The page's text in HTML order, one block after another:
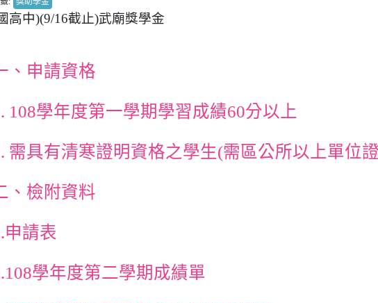
高中)(9/16截止)武廟獎學金
、申請資格
108學年度第一學期學習成績60分以上
需具有清寒證明資格之學生(需區公所以上單位
、檢附資料
申請表
學年度第二學期成績單